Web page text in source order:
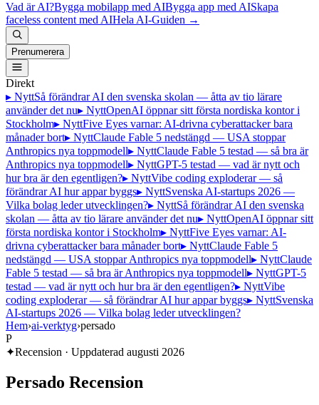
Vad är AI?Bygga mobilapp med AIBygga app med AISkapa
faceless content med AIHela AI-Guiden →
Prenumerera
Direkt
▸ NyttSå förändrar AI den svenska skolan — åtta av tio lärare
använder det nu▸ NyttOpenAI öppnar sitt första nordiska kontor i
Stockholm▸ NyttFive Eyes varnar: AI-drivna cyberattacker bara
månader bort▸ NyttClaude Fable 5 nedstängd — USA stoppar
Anthropics nya toppmodell▸ NyttClaude Fable 5 testad — så bra är
Anthropics nya toppmodell▸ NyttGPT-5 testad — vad är nytt och
hur bra är den egentligen?▸ NyttVibe coding exploderar — så
förändrar AI hur appar byggs▸ NyttSvenska AI-startups 2026 —
Vilka bolag leder utvecklingen?▸ NyttSå förändrar AI den svenska
skolan — åtta av tio lärare använder det nu▸ NyttOpenAI öppnar sitt
första nordiska kontor i Stockholm▸ NyttFive Eyes varnar: AI-
drivna cyberattacker bara månader bort▸ NyttClaude Fable 5
nedstängd — USA stoppar Anthropics nya toppmodell▸ NyttClaude
Fable 5 testad — så bra är Anthropics nya toppmodell▸ NyttGPT-5
testad — vad är nytt och hur bra är den egentligen?▸ NyttVibe
coding exploderar — så förändrar AI hur appar byggs▸ NyttSvenska
AI-startups 2026 — Vilka bolag leder utvecklingen?
Hem›ai-verktyg›persado
P
✦Recension · Uppdaterad augusti 2026
Persado Recension